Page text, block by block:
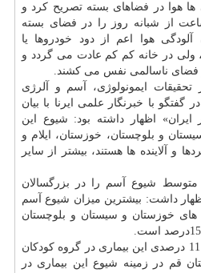
هوا در فضاهای بسته تصریح كرد و
داشت: ما حدود 20 ساعت از شبانه روز را در فضای بسته
هوا اعم از دود خودروها یا
ولی در خانه كم كم عادت می گردد و
فضای ناسالمی نفس می كشند.
ایمونولوژی، آسم و آلرژی
با خبرنگار علمی ایرنا با بیان
ایران» اظهار داشته بود: شیوع این
و بلوچستان، خوزستان، ایلام و
و آلاینده ها هستند، بیشتر از سایر
شیوع آسم را در بزرگسالان
و اظهار داشت: بیشترین میزان شیوع آسم
های خوزستان و سیستان و بلوچستان
فضل اللهی با اشاره به شیوع 11 درصدی این بیماری در گروه كودكان
قم در زمینه شیوع این بیماری در